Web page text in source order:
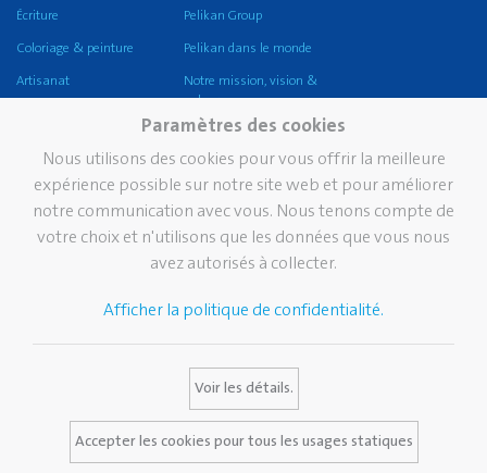
Écriture
Coloriage & peinture
Artisanat
Ecole
Bureau
Écriture professionnelle
Pelikan Group
Pelikan dans le monde
Notre mission, vision &
valeurs
Durabilité
Pelikan TintenTurm
Certificats Pelikan
Services
Media Database
FAQ
Contact
Paramètres des cookies
Nous utilisons des cookies pour vous offrir la meilleure
expérience possible sur notre site web et pour améliorer
notre communication avec vous. Nous tenons compte de
votre choix et n'utilisons que les données que vous nous
avez autorisés à collecter.
Afficher la politique de confidentialité.
Voir les détails.
Accepter les cookies pour tous les usages statiques